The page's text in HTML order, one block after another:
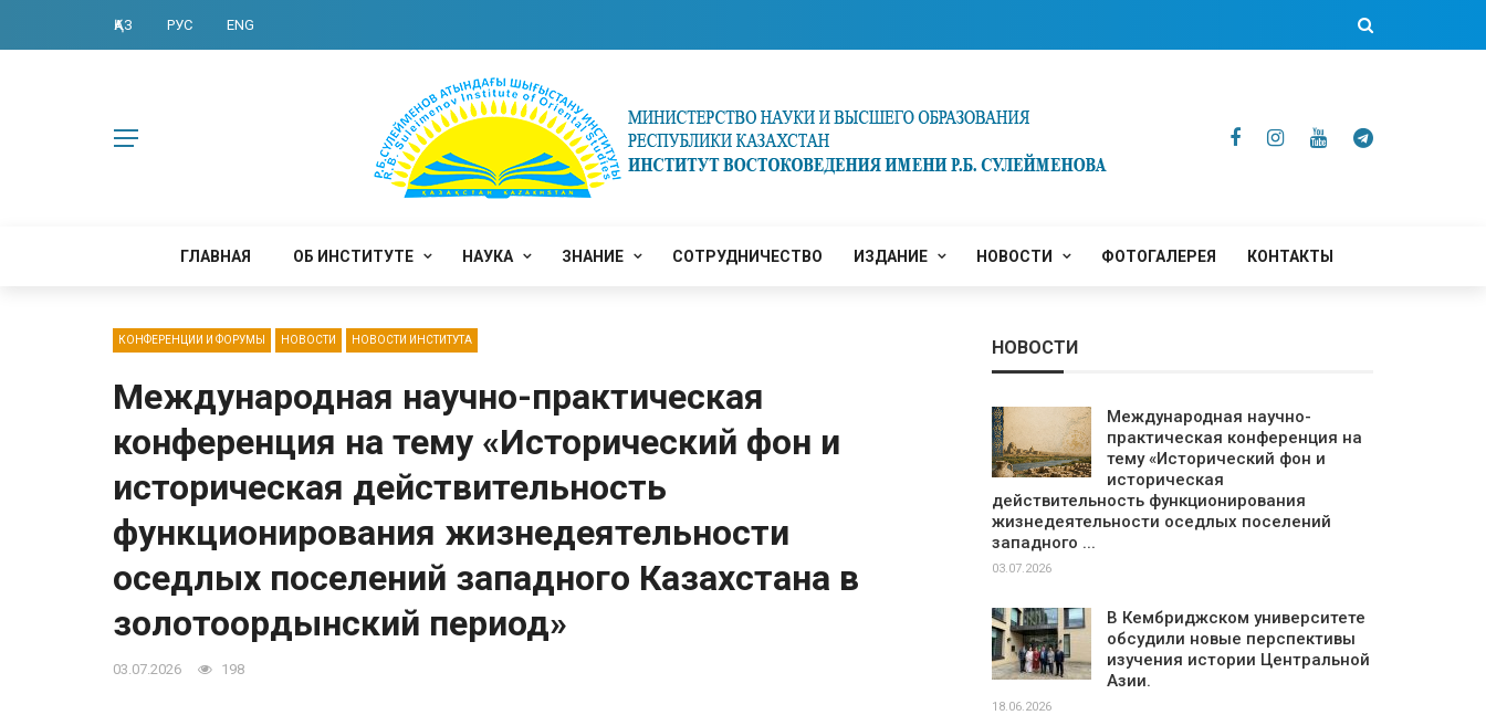
ҚАЗ РУС ENG
ГЛАВНАЯ ОБ ИНСТИТУТЕ НАУКА ЗНАНИЕ СОТРУДНИЧЕСТВО ИЗДАНИЕ НОВОСТИ ФОТОГАЛЕРЕЯ КОНТАКТЫ
КОНФЕРЕНЦИИ И ФОРУМЫ НОВОСТИ НОВОСТИ ИНСТИТУТА
Международная научно-практическая
конференция на тему «Исторический фон и
историческая действительность
функционирования жизнедеятельности
оседлых поселений западного Казахстана в
золотоордынский период»
03.07.2026 198
НОВОСТИ
Международная научно-
практическая конференция на
тему «Исторический фон и
историческая
действительность функционирования
жизнедеятельности оседлых поселений
западного ...
03.07.2026
В Кембриджском университете
обсудили новые перспективы
изучения истории Центральной
Азии.
18.06.2026